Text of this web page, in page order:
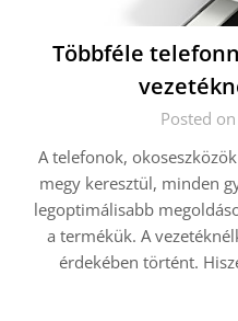
Többféle
Posted
A telefonok,
megy keresztül, minden
legoptimálisabb
a termékük. A
érdekében történt.